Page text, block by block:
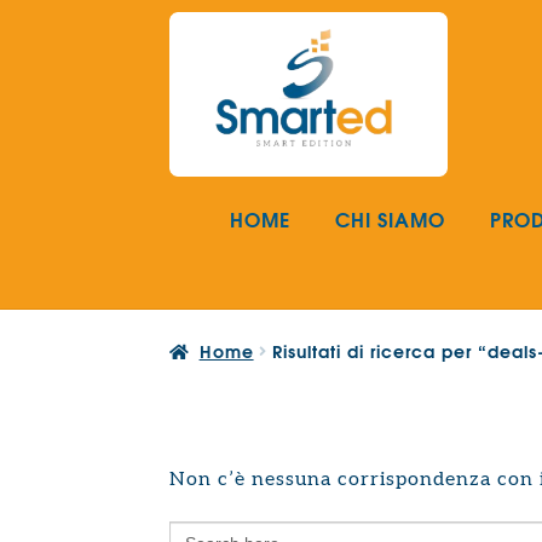
Vai
navigazione
Vai
HOME CHI SIAMO
Home Risultati di ricerca per
Non c’è nessuna corrispondenza
Search